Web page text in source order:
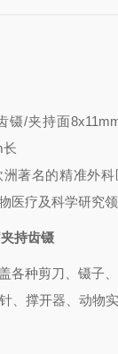
镊/夹持面
长
洲著名的精准外
医疗及科学研究领
持齿镊
各种剪刀、镊子
、撑开器、动物